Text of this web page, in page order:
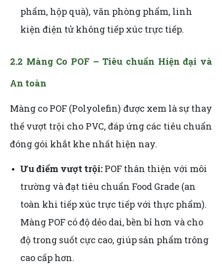
phẩm, hộp quà), văn phòng phẩm, linh
kiện điện tử không tiếp xúc trực tiếp.
2.2 Màng Co POF – Tiêu chuẩn Hiện đại và
An toàn
Màng co POF (Polyolefin) được xem là sự thay
thế vượt trội cho PVC, đáp ứng các tiêu chuẩn
đóng gói khắt khe nhất hiện nay.
Ưu điểm vượt trội: POF thân thiện với môi
trường và đạt tiêu chuẩn Food Grade (an
toàn khi tiếp xúc trực tiếp với thực phẩm).
Màng POF có độ dẻo dai, bền bỉ hơn và cho
độ trong suốt cực cao, giúp sản phẩm trông
cao cấp hơn.